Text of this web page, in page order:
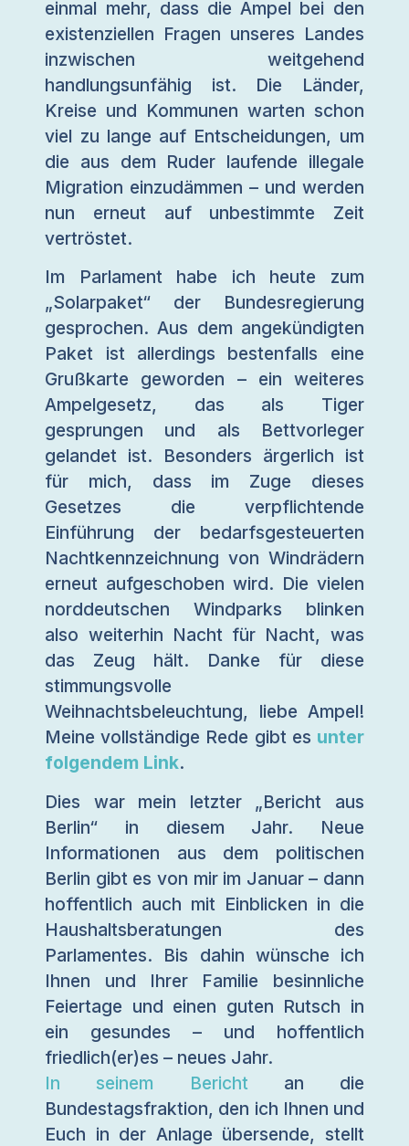
einmal mehr, dass die Ampel bei den
existenziellen Fragen unseres Landes
inzwischen weitgehend
handlungsunfähig ist. Die Länder,
Kreise und Kommunen warten schon
viel zu lange auf Entscheidungen, um
die aus dem Ruder laufende illegale
Migration einzudämmen – und werden
nun erneut auf unbestimmte Zeit
vertröstet.
Im Parlament habe ich heute zum
„Solarpaket“ der Bundesregierung
gesprochen. Aus dem angekündigten
Paket ist allerdings bestenfalls eine
Grußkarte geworden – ein weiteres
Ampelgesetz, das als Tiger
gesprungen und als Bettvorleger
gelandet ist. Besonders ärgerlich ist
für mich, dass im Zuge dieses
Gesetzes die verpflichtende
Einführung der bedarfsgesteuerten
Nachtkennzeichnung von Windrädern
erneut aufgeschoben wird. Die vielen
norddeutschen Windparks blinken
also weiterhin Nacht für Nacht, was
das Zeug hält. Danke für diese
stimmungsvolle
Weihnachtsbeleuchtung, liebe Ampel!
Meine vollständige Rede gibt es unter
folgendem Link.
Dies war mein letzter „Bericht aus
Berlin“ in diesem Jahr. Neue
Informationen aus dem politischen
Berlin gibt es von mir im Januar – dann
hoffentlich auch mit Einblicken in die
Haushaltsberatungen des
Parlamentes. Bis dahin wünsche ich
Ihnen und Ihrer Familie besinnliche
Feiertage und einen guten Rutsch in
ein gesundes – und hoffentlich
friedlich(er)es – neues Jahr.
In seinem Bericht
an die
Bundestagsfraktion, den ich Ihnen und
Euch in der Anlage übersende, stellt